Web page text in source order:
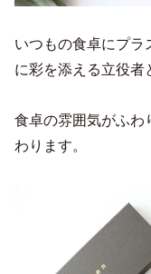
いつもの食卓にプラ
に彩を添える立役者
食卓の雰囲気がふわ
わります。